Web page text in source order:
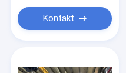
Kontakt